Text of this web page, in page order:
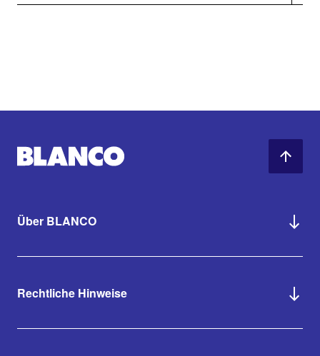
Über BLANCO
Rechtliche Hinweise